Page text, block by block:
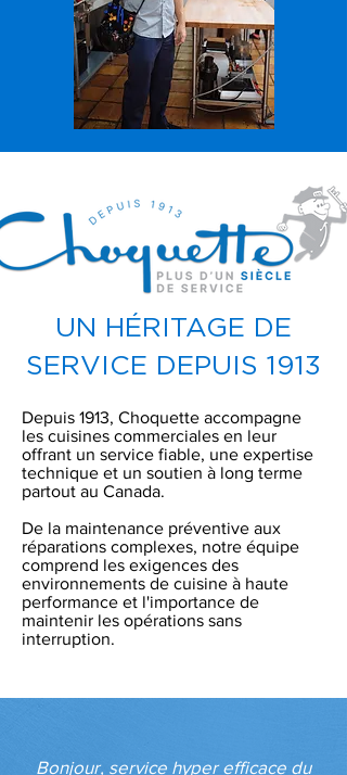
UN HÉRITAGE DE
SERVICE DEPUIS 1913
Depuis 1913, Choquette accompagne
les cuisines commerciales en leur
offrant un service fiable, une expertise
technique et un soutien à long terme
partout au Canada.
De la maintenance préventive aux
réparations complexes, notre équipe
comprend les exigences des
environnements de cuisine à haute
performance et l'importance de
maintenir les opérations sans
interruption.
Bonjour, service hyper efficace du